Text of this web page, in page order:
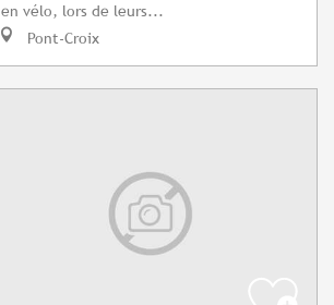
en vélo, lors de leurs...
Pont-Croix